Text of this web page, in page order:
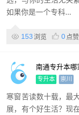
如果你是一个专科...
153 浏览 0 点赞
南通专升本
的提升
专升本 崇川
寒窗苦读数十载，最
展，有个好生活？现